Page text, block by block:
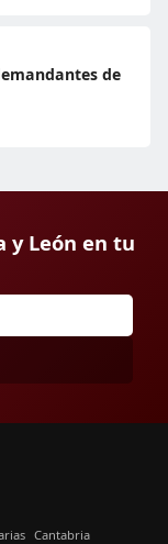
de
y León en tu
Cantabria